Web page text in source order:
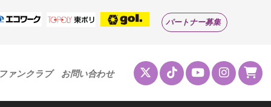
パートナー募集
ァンクラブ お問い合わせ